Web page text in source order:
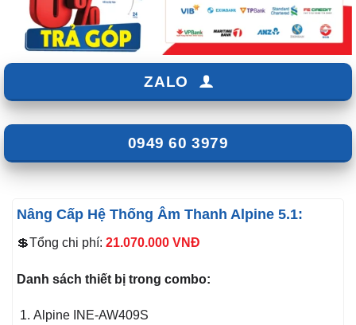
ZALO
0949 60 3979
Nâng Cấp Hệ Thống Âm Thanh Alpine 5.1:
💲Tổng chi phí: 21.070.000 VNĐ
Danh sách thiết bị trong combo:
Alpine INE-AW409S